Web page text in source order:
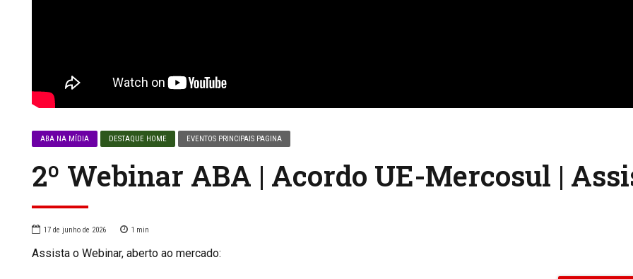
ABA NA MÍDIA DESTAQUE HOME EVENTOS PRINCIPAIS PAGINA
2º Webinar ABA | Acordo UE-Mercosul |
17 de junho de 2026 1 min
Assista o Webinar, aberto ao mercado: